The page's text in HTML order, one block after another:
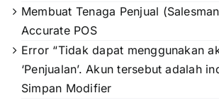
Membuat Tenaga Penjual
Accurate POS
Error “Tidak dapat menggunakan
‘Penjualan’. Akun tersebut adalah
Simpan Modifier